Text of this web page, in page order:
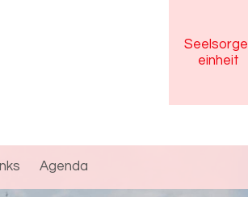
Seelsorge
einheit
Agenda